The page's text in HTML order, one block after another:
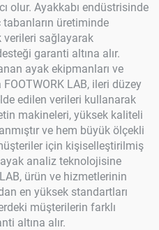
olur. Ayakkabı endüstrisinde
üretiminde
verileri sağlayarak
garanti altına alır.
ayak ekipmanları ve
LAB, ileri düzey
edilen verileri kullanarak
makineleri, yüksek kaliteli
ve hem büyük ölçekli
için kişiselleştirilmiş
analiz teknolojisine
ürün ve hizmetlerinin
en yüksek standartları
müşterilerin farklı
altına alır.